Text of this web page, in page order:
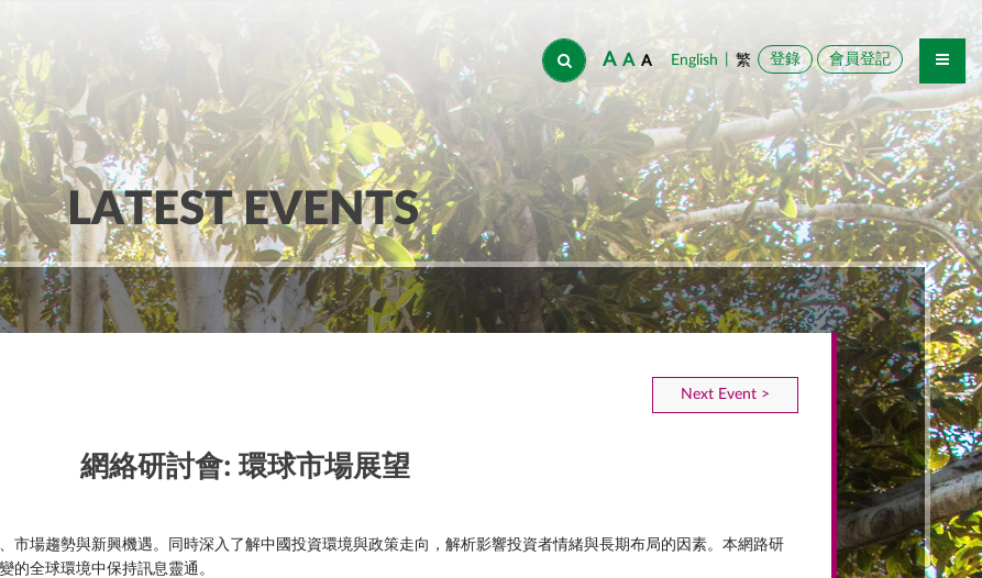
A A A 登錄
English 繁 會員登記
LATEST EVENTS
Next Event >
網絡研討會: 環球市場展望
市場趨勢與新興機遇。同時深入了解中國投資環境與政策走向，解析影響投資者情緒與長期布局的因素。本網路研
的全球環境中保持訊息靈通。